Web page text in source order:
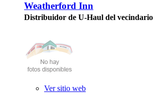
Weatherford Inn
Distribuidor de U-Haul del vecindario
Ver sitio web